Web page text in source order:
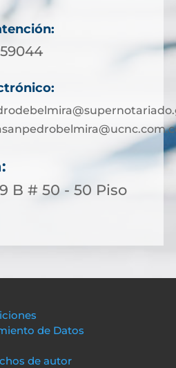
B # 50 - 50 Piso
de Datos
de autor